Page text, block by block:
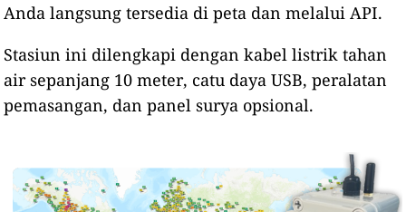
Anda langsung tersedia di peta dan melalui API.
Stasiun ini dilengkapi dengan kabel listrik tahan
air sepanjang 10 meter, catu daya USB, peralatan
pemasangan, dan panel surya opsional.